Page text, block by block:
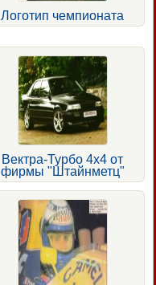
Логотип чемпионата
Вектра-Турбо 4x4 от
фирмы "Штайнметц"